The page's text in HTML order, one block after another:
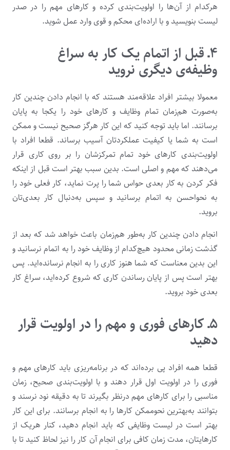
هرکدام از آن‌ها را اولویت‌بندی کرده و کارهای مهم را در صدر
لیست بنویسید و با اراده‌ای محکم و قوی وارد عمل شوید.
۴ـ قبل از اتمام یک کار به سراغ
وظیفه‌ی دیگری نروید
معمولا بیشتر افراد علاقه‌مند هستند که با انجام دادن چندین کار
به‌صورت هم‌زمان تمام وظایف و کارهای خود را یکجا به پایان
برسانند. اما باید توجه کنید که این کار هرگز صحیح نیست و ممکن
است به شما یا کیفیت عملکردتان آسیب برساند. قطعا افراد با
اولویت‌بندی کارهای خود تمام تمرکزشان را بر روی کاری قرار
می‌دهند که مهم و اصلی است. بدین سبب بهتر است قبل از اینکه
فکر کردن به کار بعدی حواس شما را پرت نماید، کار فعلی خود را
به نحواحسن به اتمام برسانید و سپس به‌دنبال کار بعدی‌تان
بروید.
انجام دادن چندین کار به‌طور هم‌زمان باعث خواهد شد که بعد از
گذشت زمانی محدود هیچ‌کدام از وظایف خود را به اتمام نرسانید و
این بدین معناست که شما هنوز کاری را به انجام نرسانده‌اید. پس
بهتر است پس از پایان رساندن کاری که شروع کرده‌اید، سراغ کار
بعدی خود بروید.
۵ـ کارهای فوری و مهم را در اولویت قرار
دهید
قطعا همه افراد پی برده‌اند که در برنامه‌ریزی باید کارهای مهم و
فوری را در اولویت اول قرار دهند و با اولویت‌بندی صحیح، زمان
مناسبی را برای کارهای مهم درنظر بگیرند تا به دقیقه نود نرسند و
بتوانند به‌بهترین نحوممکن کارها را به انجام برسانند. برای این ‌کار
بهتر است در لیست وظایفی که باید انجام دهید، کنار هریک از
کارهایتان، مدت زمان کافی برای انجام آن کار را نیز لحاظ کنید تا با